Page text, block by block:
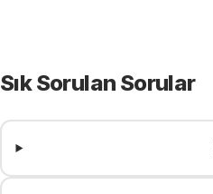
Sık Sorulan Sorular